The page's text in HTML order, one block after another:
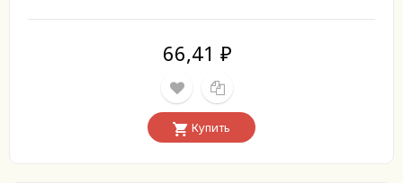
66,41 ₽
Купить